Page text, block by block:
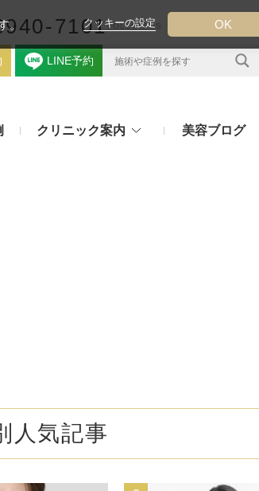
7101FOLLOW US
LINE予約
身治
二重埋没法
クリニック案内
介
るご質問
美容ブログ
人気記事
。 クッキーの設定 OK